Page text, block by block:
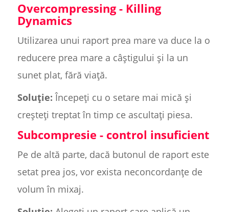
Overcompressing - Killing
Dynamics
Utilizarea unui raport prea mare va duce la o
reducere prea mare a câștigului și la un
sunet plat, fără viață.
Soluție: Începeți cu o setare mai mică și
creșteți treptat în timp ce ascultați piesa.
Subcompresie - control insuficient
Pe de altă parte, dacă butonul de raport este
setat prea jos, vor exista neconcordanțe de
volum în mixaj.